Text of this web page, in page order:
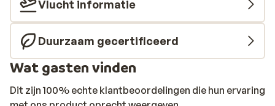
Vlucht informatie
Duurzaam gecertificeerd
Wat gasten vinden
Dit zijn 100% echte klantbeoordelingen die hun ervaring